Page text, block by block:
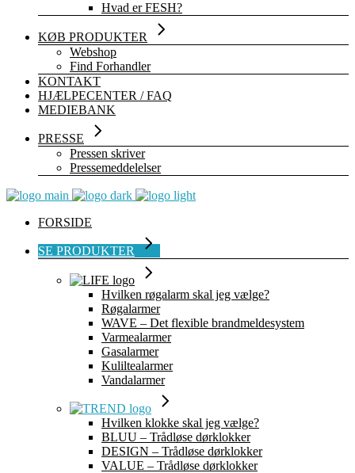
Hvad er FESH?
KØB PRODUKTER
Webshop
Find Forhandler
KONTAKT
HJÆLPECENTER / FAQ
MEDIEBANK
PRESSE
Pressen skriver
Pressemeddelelser
FORSIDE
SE PRODUKTER
Hvilken røgalarm skal jeg vælge?
Røgalarmer
WAVE – Det flexible brandmeldesystem
Varmealarmer
Gasalarmer
Kuliltealarmer
Vandalarmer
Hvilken klokke skal jeg vælge?
BLUU – Trådløse dørklokker
DESIGN – Trådløse dørklokker
VALUE – Trådløse dørklokker